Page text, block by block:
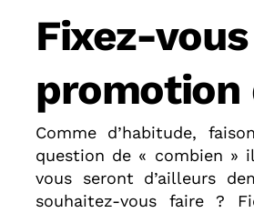
Fixez-
promotion
Comme d’habitude,
question de « combien »
vous seront d’ailleurs
souhaitez-vous faire ?